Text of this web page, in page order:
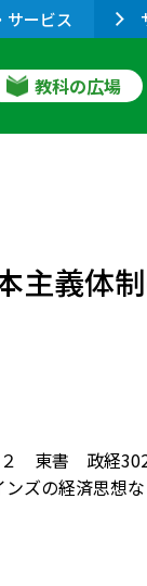
サービス
教科の広場
主義体
東書 政経
ズの経済思想な